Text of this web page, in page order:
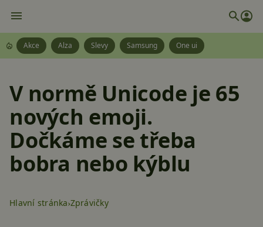
Akce Alza Slevy Samsung One ui
V normě Unicode je 65
nových emoji.
Dočkáme se třeba
bobra nebo kýblu
Hlavní stránka Zprávičky